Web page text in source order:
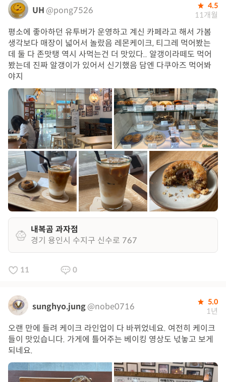
UH @pong7526 4.5
11개월
평소에 좋아하던 유투버가 운영하고 계신 카페라고 해서 가봄
생각보다 매장이 넓어서 놀랐음 레몬케이크, 티그레 먹어봤는
데 둘 다 존맛탱 역시 사먹는건 더 맛있다.. 알갱이라떼도 먹어
봤는데 진짜 알갱이가 있어서 신기했음 담엔 다쿠아즈 먹어봐
야지
내복곰 과자점
경기 용인시 수지구 신수로 767
11 0
sunghyo.jung @nobe0716 5.0
1년
오랜 만에 들려 케이크 라인업이 다 바뀌었네요. 여전히 케이크
들이 맛있습니다. 가게에 틀어주는 베이킹 영상도 넋놓고 보게
되네요.